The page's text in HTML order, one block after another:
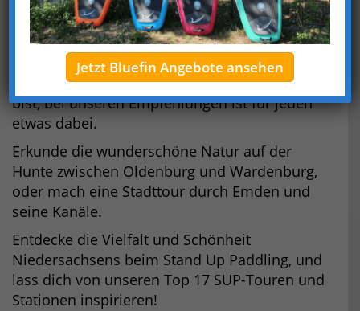
Dann begleite uns auf unserer Reise zu den
besten SUP-Touren und Stationen in
Niedersachsen.
Egal, ob du Anfänger oder Fortgeschrittener
bist, bei unseren Empfehlungen ist für jeden
etwas dabei.
Erkunde die wunderschöne Natur auf der
Hunte zwischen Oldenburg und Wardenburg,
oder mach eine Stadttour durch Emden und
seine Kanäle.
Entdecke die Vielfalt und Schönheit
Niedersachsens beim Stand Up Paddling, und
lass dich von unseren Top 17 SUP-Touren und
Stationen inspirieren!
Jetzt Bluefin Angebote ansehen